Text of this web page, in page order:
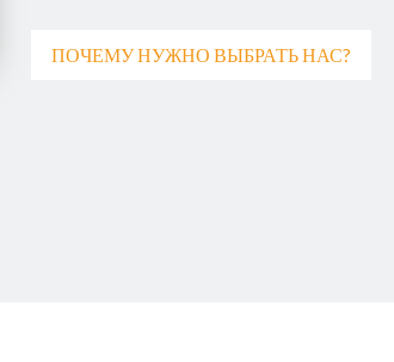
ПОЧЕМУ НУЖНО ВЫБРАТЬ НАС?